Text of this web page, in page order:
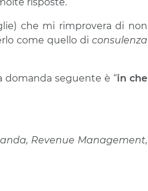
che mi rimprovera di non
come quello di consulenza
domanda seguente è “in che
Revenue Management,